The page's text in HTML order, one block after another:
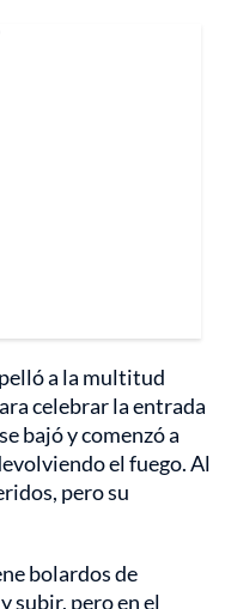
a la multitud
celebrar la entrada
bajó y comenzó a
el fuego. Al
pero su
bolardos de
subir, pero en el